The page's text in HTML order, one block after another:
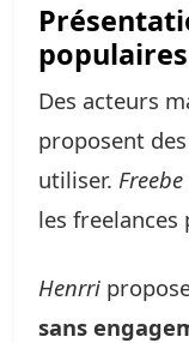
populaires
Des acteurs
proposent
utiliser. Freebe
les
Henrri
sans